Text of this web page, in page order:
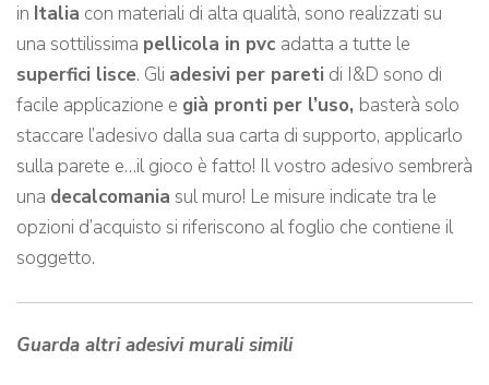
in Italia con materiali di alta qualità, sono realizzati su
una sottilissima pellicola in pvc adatta a tutte le
superfici lisce. Gli adesivi per pareti di I&D sono di
facile applicazione e già pronti per l’uso, basterà solo
staccare l’adesivo dalla sua carta di supporto, applicarlo
sulla parete e…il gioco è fatto! Il vostro adesivo sembrerà
una decalcomania sul muro! Le misure indicate tra le
opzioni d’acquisto si riferiscono al foglio che contiene il
soggetto.
Guarda altri adesivi murali simili